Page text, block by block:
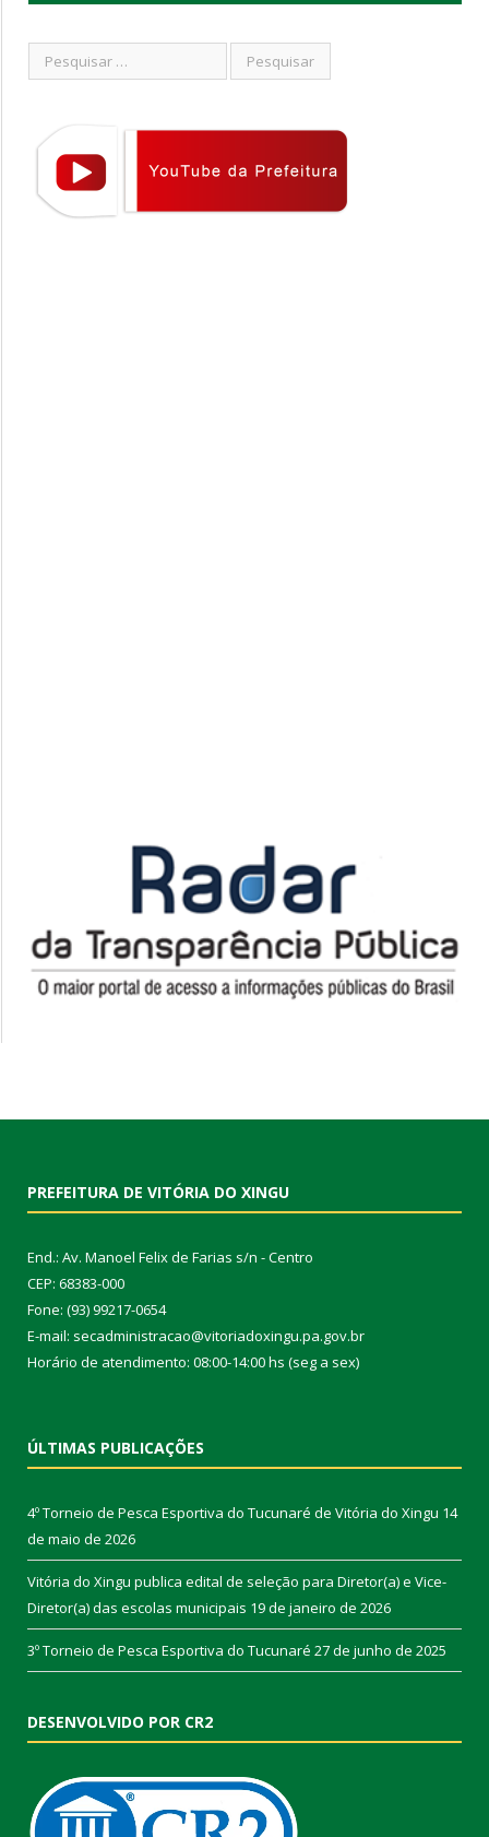
PREFEITURA DE VITÓRIA DO XINGU
End.: Av. Manoel Felix de Farias s/n - Centro
CEP: 68383-000
Fone: (93) 99217-0654
E-mail: secadministracao@vitoriadoxingu.pa.gov.br
Horário de atendimento: 08:00-14:00 hs (seg a sex)
ÚLTIMAS PUBLICAÇÕES
4º Torneio de Pesca Esportiva do Tucunaré de Vitória do Xingu 14
de maio de 2026
Vitória do Xingu publica edital de seleção para Diretor(a) e Vice-
Diretor(a) das escolas municipais 19 de janeiro de 2026
3º Torneio de Pesca Esportiva do Tucunaré 27 de junho de 2025
DESENVOLVIDO POR CR2